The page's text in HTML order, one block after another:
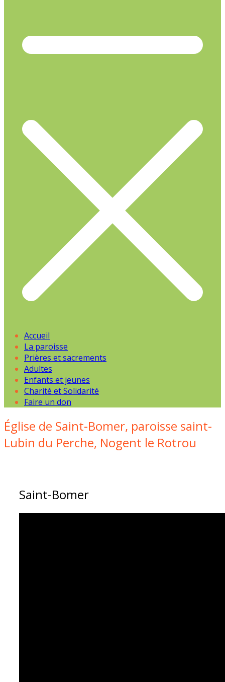
Accueil
La paroisse
Prières et sacrements
Adultes
Enfants et jeunes
Charité et Solidarité
Faire un don
Église de Saint-Bomer, paroisse saint-
Lubin du Perche, Nogent le Rotrou
Saint-Bomer